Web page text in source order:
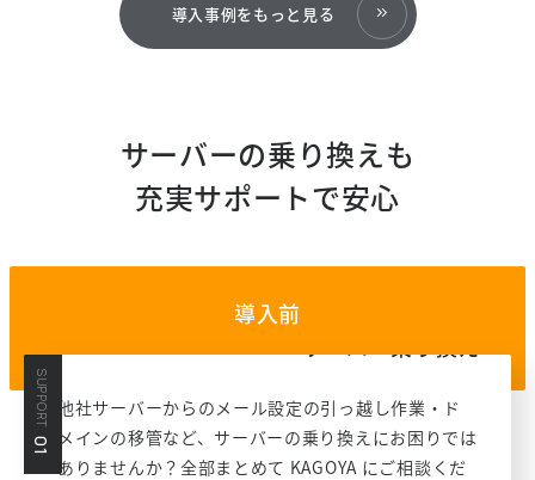
導入事例をもっと見る
サーバーの乗り換えも
充実サポートで安心
導入前
SUPPORT
01
他社サーバーからのメール設定の引っ越し作業・ド
メインの移管など、サーバーの乗り換えにお困りでは
ありませんか？全部まとめて KAGOYA にご相談くだ